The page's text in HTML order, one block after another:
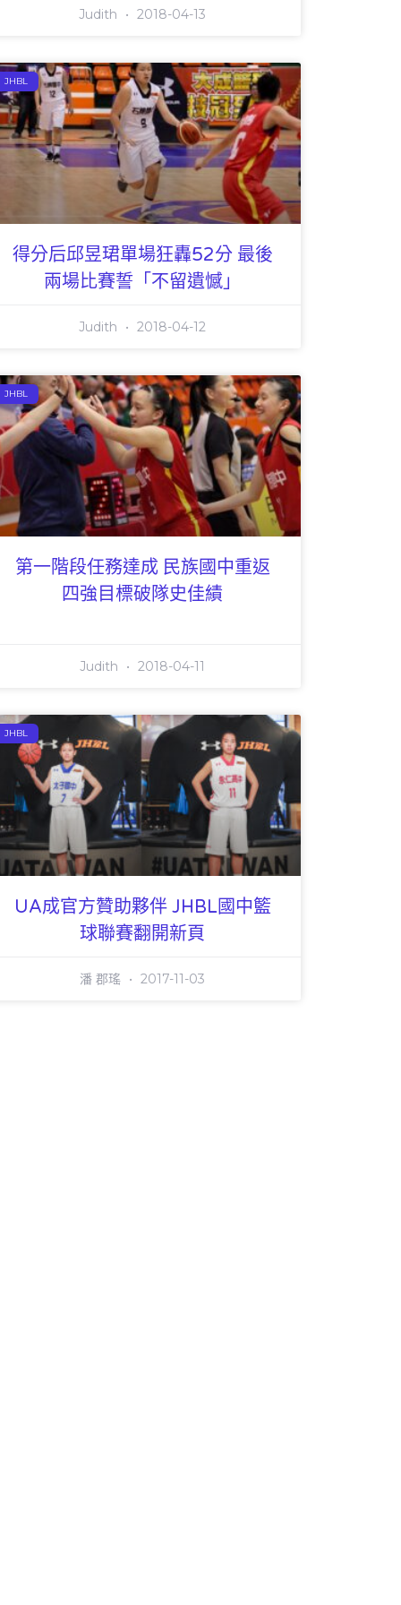
Judith 2018-04-13
JHBL
得分后邱昱珺單場狂轟52分 最後
兩場比賽誓「不留遺憾」
Judith 2018-04-12
JHBL
第一階段任務達成 民族國中重返
四強目標破隊史佳績
Judith 2018-04-11
JHBL
UA成官方贊助夥伴 JHBL國中籃
球聯賽翻開新頁
潘 郡瑤 2017-11-03